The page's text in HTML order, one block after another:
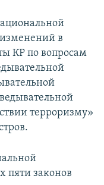
в
КР по вопросам
терроризму»
пяти законов